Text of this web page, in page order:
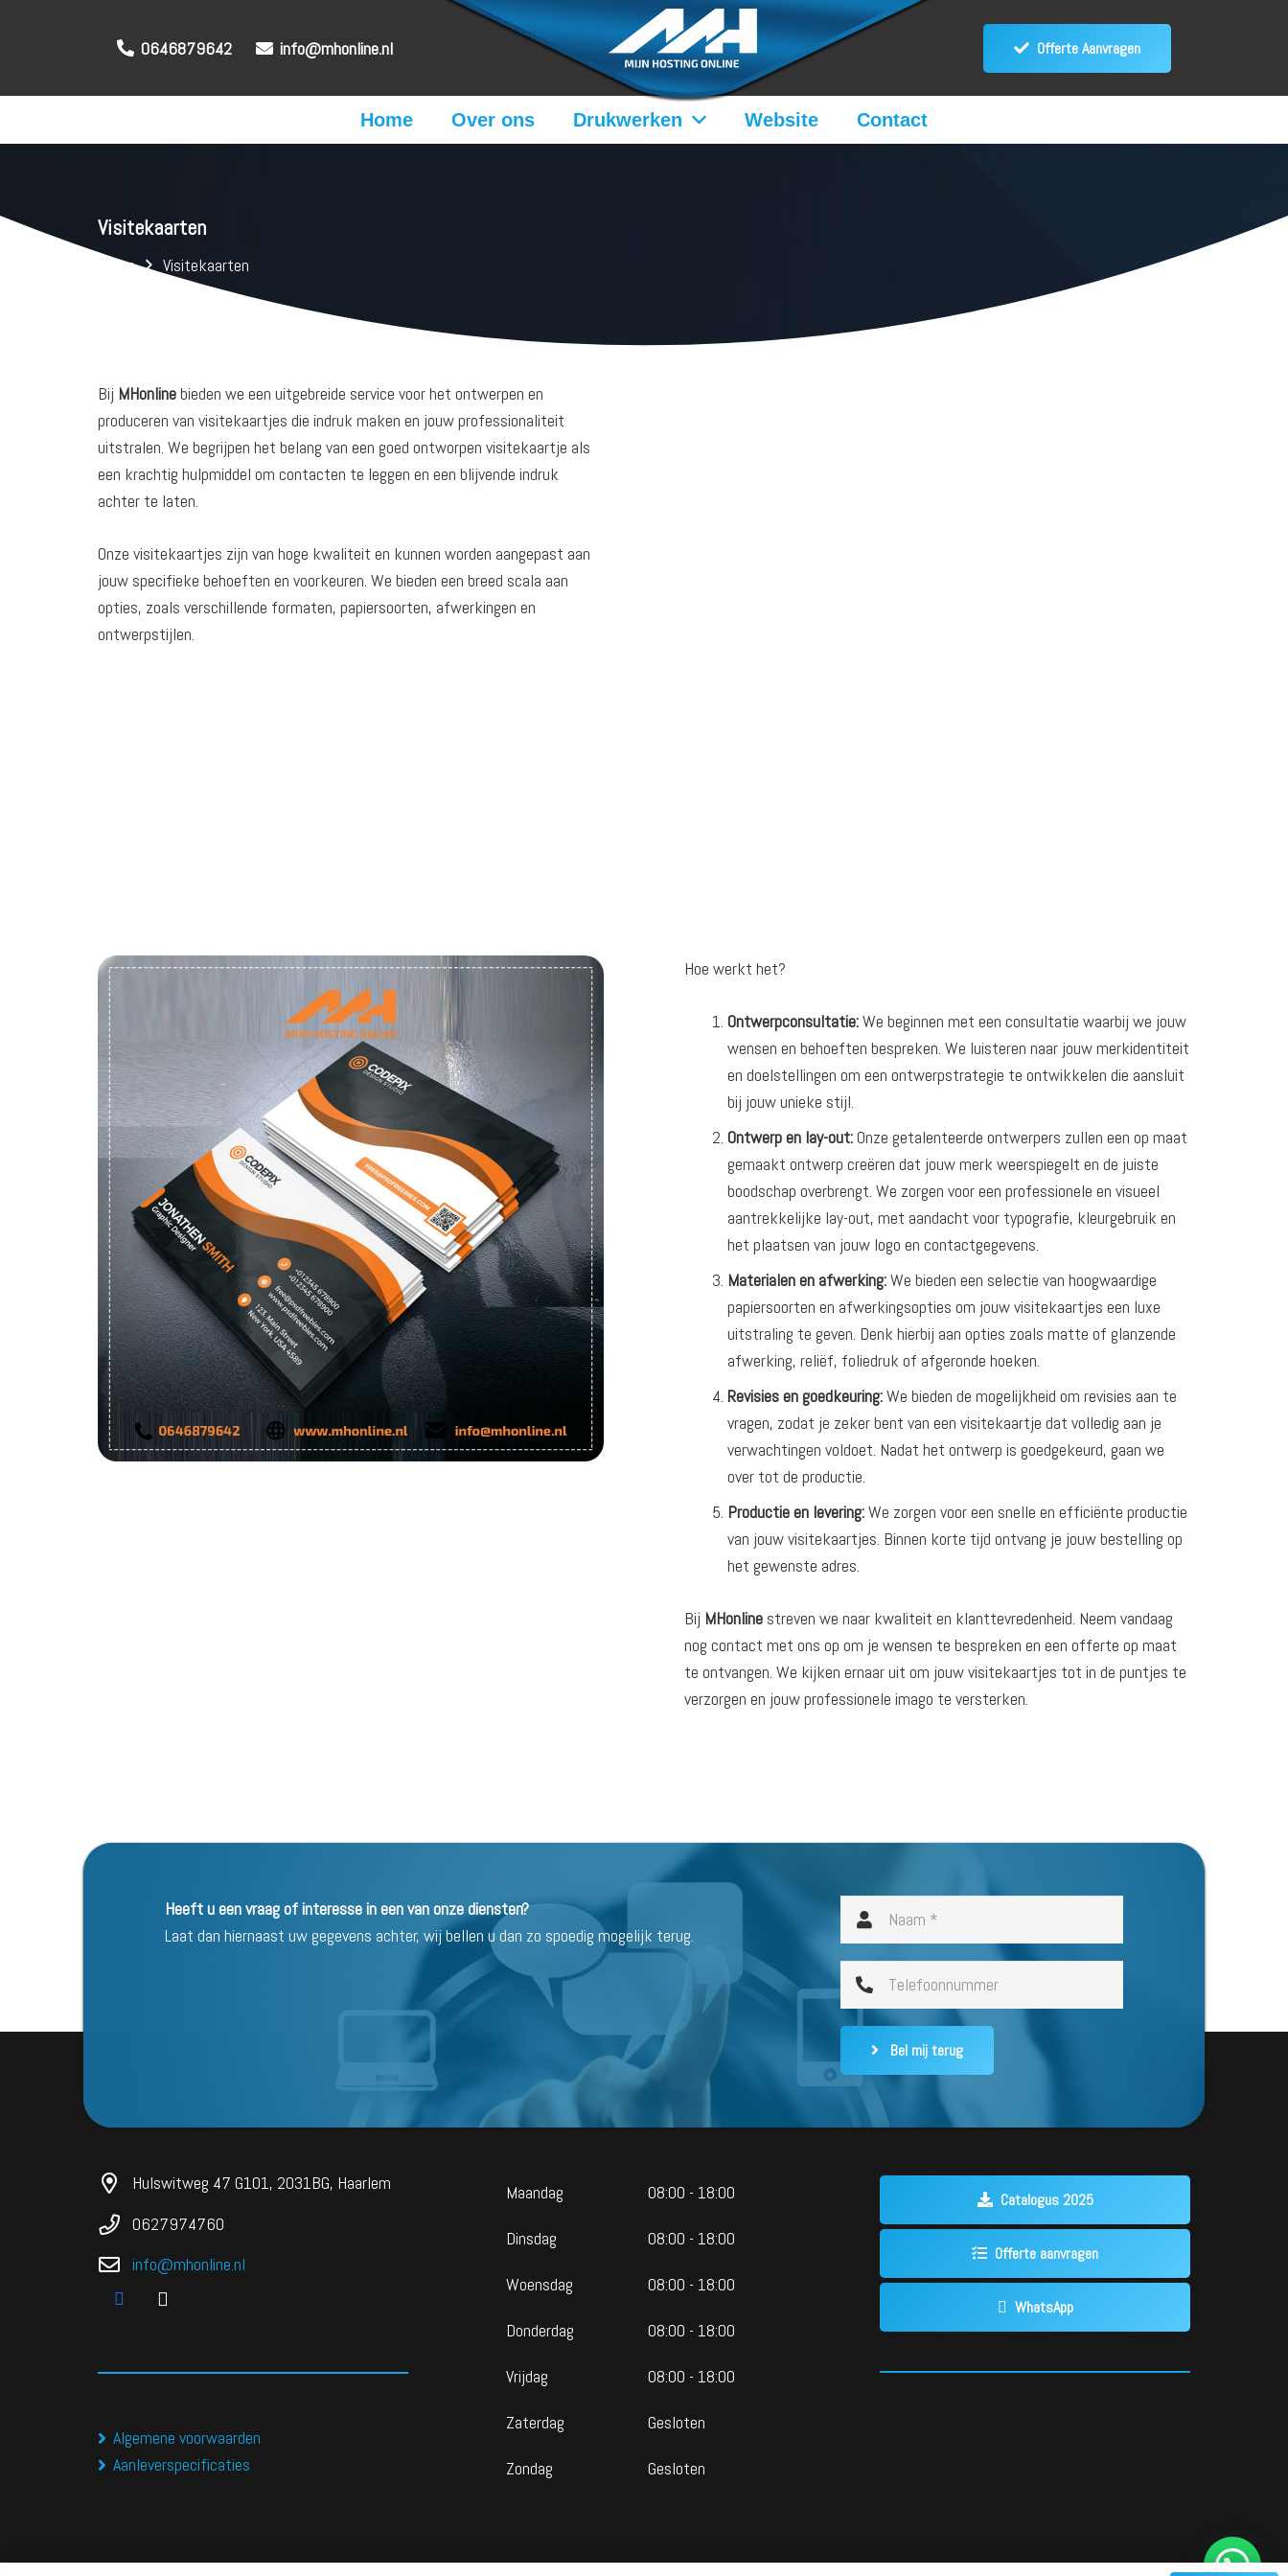
0646879642 info@mhonline.nl Offerte Aanvragen
Home Over ons Drukwerken Website Contact
Visitekaarten
Home Visitekaarten
Bij MHonlinebieden we een uitgebreide service voor het ontwerpen en
produceren van visitekaartjes die indruk maken en jouw professionaliteit
uitstralen. We begrijpen het belang van een goed ontworpen visitekaartje als
een krachtig hulpmiddel om contacten te leggen en een blijvende indruk
achter te laten.
Onze visitekaartjes zijn van hoge kwaliteit en kunnen worden aangepast aan
jouw specifieke behoeften en voorkeuren. We bieden een breed scala aan
opties, zoals verschillende formaten, papiersoorten, afwerkingen en
ontwerpstijlen.
Hoe werkt het?
Ontwerpconsultatie:We beginnen met een consultatie waarbij we jouw
wensen en behoeften bespreken. We luisteren naar jouw merkidentiteit
en doelstellingen om een ontwerpstrategie te ontwikkelen die aansluit
bij jouw unieke stijl.
Ontwerp en lay-out:Onze getalenteerde ontwerpers zullen een op maat
gemaakt ontwerp creëren dat jouw merk weerspiegelt en de juiste
boodschap overbrengt. We zorgen voor een professionele en visueel
aantrekkelijke lay-out, met aandacht voor typografie, kleurgebruik en
het plaatsen van jouw logo en contactgegevens.
Materialen en afwerking:We bieden een selectie van hoogwaardige
papiersoorten en afwerkingsopties om jouw visitekaartjes een luxe
uitstraling te geven. Denk hierbij aan opties zoals matte of glanzende
afwerking, reliëf, foliedruk of afgeronde hoeken.
Revisies en goedkeuring:We bieden de mogelijkheid om revisies aan te
vragen, zodat je zeker bent van een visitekaartje dat volledig aan je
verwachtingen voldoet. Nadat het ontwerp is goedgekeurd, gaan we
over tot de productie.
Productie en levering:We zorgen voor een snelle en efficiënte productie
van jouw visitekaartjes. Binnen korte tijd ontvang je jouw bestelling op
het gewenste adres.
Bij MHonline streven we naar kwaliteit en klanttevredenheid. Neem vandaag
nog contact met ons op om je wensen te bespreken en een offerte op maat
te ontvangen. We kijken ernaar uit om jouw visitekaartjes tot in de puntjes te
verzorgen en jouw professionele imago te versterken.
Heeft u een vraag of interesse in een van onze diensten?
Laat dan hiernaast uw gegevens achter, wij bellen u dan zo spoedig mogelijk terug.
Bel mij terug
Hulswitweg 47 G101, 2031BG, Haarlem
0627974760
info@mhonline.nl
Algemene voorwaarden
Aanleverspecificaties
Maandag 08:00 - 18:00
Dinsdag 08:00 - 18:00
Woensdag 08:00 - 18:00
Donderdag 08:00 - 18:00
Vrijdag 08:00 - 18:00
Zaterdag Gesloten
Zondag Gesloten
Catalogus 2025
Offerte aanvragen
WhatsApp